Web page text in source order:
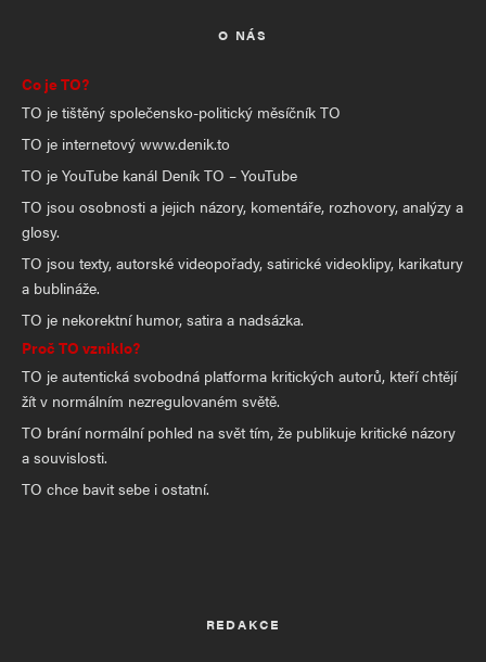
O NÁS
Co je TO?
TO je tištěný společensko-politický měsíčník TO
TO je internetový www.denik.to
TO je YouTube kanál Deník TO – YouTube
TO jsou osobnosti a jejich názory, komentáře, rozhovory, analýzy a
glosy.
TO jsou texty, autorské videopořady, satirické videoklipy, karikatury
a bublináže.
TO je nekorektní humor, satira a nadsázka.
Proč TO vzniklo?
TO je autentická svobodná platforma kritických autorů, kteří chtějí
žít v normálním nezregulovaném světě.
TO brání normální pohled na svět tím, že publikuje kritické názory
a souvislosti.
TO chce bavit sebe i ostatní.
REDAKCE